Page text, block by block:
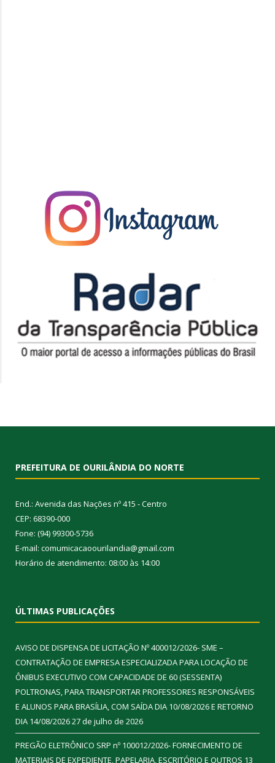
PREFEITURA DE OURILÂNDIA DO NORTE
End.: Avenida das Nações nº 415 - Centro
CEP: 68390-000
Fone: (94) 99300-5736
E-mail: comumicacaoourilandia@gmail.com
Horário de atendimento: 08:00 às 14:00
ÚLTIMAS PUBLICAÇÕES
AVISO DE DISPENSA DE LICITAÇÃO Nº 400012/2026- SME –
CONTRATAÇÃO DE EMPRESA ESPECIALIZADA PARA LOCAÇÃO DE
ÔNIBUS EXECUTIVO COM CAPACIDADE DE 60 (SESSENTA)
POLTRONAS, PARA TRANSPORTAR PROFESSORES RESPONSÁVEIS
E ALUNOS PARA BRASÍLIA, COM SAÍDA DIA 10/08/2026 E RETORNO
DIA 14/08/202627 de julho de 2026
PREGÃO ELETRÔNICO SRP nº 100012/2026- FORNECIMENTO DE
MATERIAIS DE EXPEDIENTE, PAPELARIA, ESCRITÓRIO E OUTROS 13